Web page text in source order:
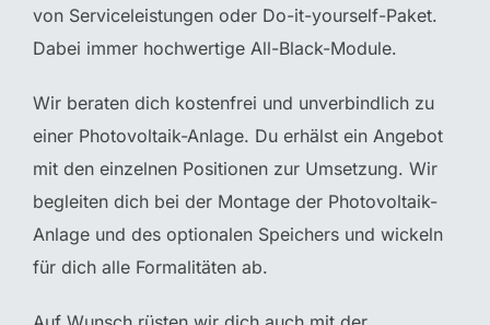
von Serviceleistungen oder Do-it-yourself-Paket.
Dabei immer hochwertige All-Black-Module.
Wir beraten dich kostenfrei und unverbindlich zu
einer Photovoltaik-Anlage. Du erhälst ein Angebot
mit den einzelnen Positionen zur Umsetzung. Wir
begleiten dich bei der Montage der Photovoltaik-
Anlage und des optionalen Speichers und wickeln
für dich alle Formalitäten ab.